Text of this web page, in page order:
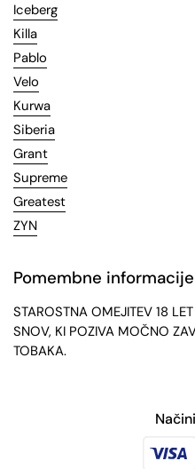
Iceberg
Killa
Pablo
Velo
Kurwa
Siberia
Grant
Supreme
Greatest
ZYN
Pomembne informacije
STAROSTNA OMEJITEV 18
SNOV, KI POZIVA MOČNO
TOBAKA.